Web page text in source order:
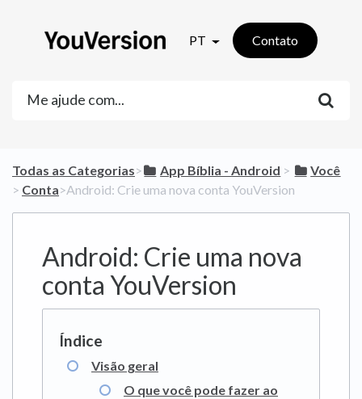
PT Contato
Todas as Categorias​>​ ​App Bíblia - Android ​ > ​ ​Você
> ​ ​Conta​>​ Android: Crie uma nova conta YouVersion
Android: Crie uma nova
conta YouVersion
Visão geral
O que você pode fazer ao